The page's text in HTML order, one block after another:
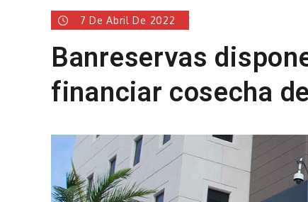
7 De Abril De 2022
Banreservas
financiar cosecha